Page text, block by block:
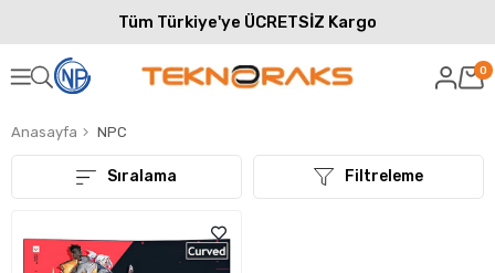
Tüm Türkiye'ye ÜCRETSİZ Kargo
0
Anasayfa NPC
Filtreleme
Sıralama